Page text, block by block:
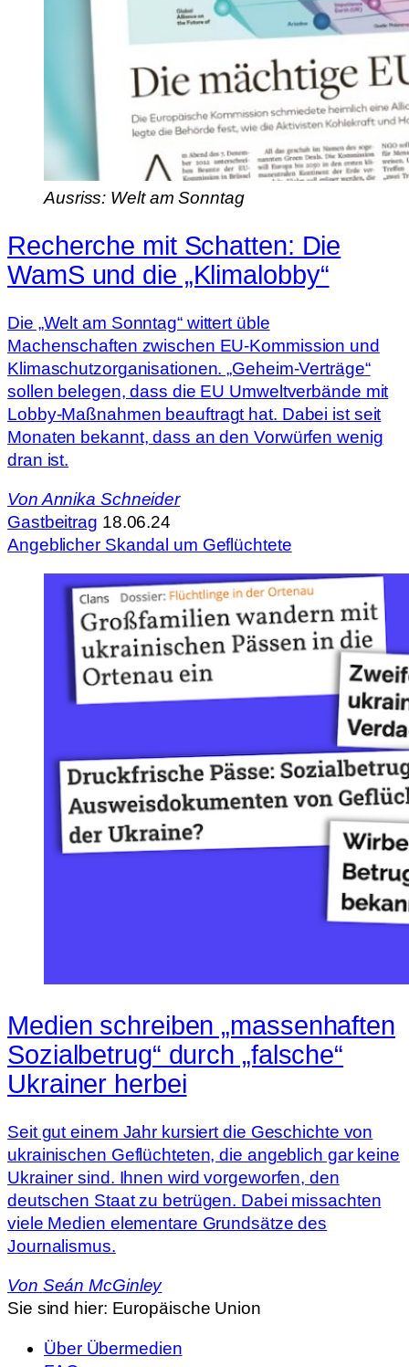
Ausriss: Welt am Sonntag
Recherche mit Schatten: Die
WamS und die „Klimalobby“
Die „Welt am Sonntag“ wittert üble
Machenschaften zwischen EU-Kommission und
Klimaschutzorganisationen. „Geheim-Verträge“
sollen belegen, dass die EU Umweltverbände mit
Lobby-Maßnahmen beauftragt hat. Dabei ist seit
Monaten bekannt, dass an den Vorwürfen wenig
dran ist.
Von Annika Schneider
Gastbeitrag 18.06.24
Angeblicher Skandal um Geflüchtete
Medien schreiben „massenhaften
Sozialbetrug“ durch „falsche“
Ukrainer herbei
Seit gut einem Jahr kursiert die Geschichte von
ukrainischen Geflüchteten, die angeblich gar keine
Ukrainer sind. Ihnen wird vorgeworfen, den
deutschen Staat zu betrügen. Dabei missachten
viele Medien elementare Grundsätze des
Journalismus.
Von Seán McGinley
Sie sind hier: Europäische Union
Über Übermedien